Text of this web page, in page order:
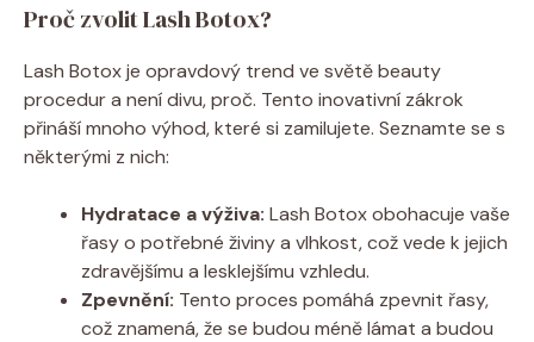
Proč zvolit Lash Botox?
Lash Botox je opravdový trend ve světě beauty
procedur a není divu, proč. Tento inovativní zákrok
přináší mnoho výhod, které si zamilujete. Seznamte se s
některými z nich:
Hydratace a výživa: Lash Botox obohacuje vaše
řasy o potřebné živiny a vlhkost, což vede k jejich
zdravějšímu a lesklejšímu vzhledu.
Zpevnění: Tento proces pomáhá zpevnit řasy,
což znamená, že se budou méně lámat a budou